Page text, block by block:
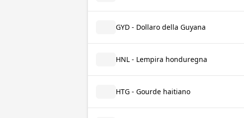
GYD - Dollaro della Guyana
HNL - Lempira honduregna
HTG - Gourde haitiano